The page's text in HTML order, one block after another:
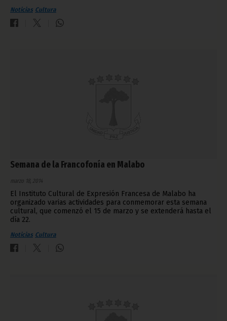
Noticias Cultura
Semana de la Francofonía en Malabo
marzo 18, 2014
El Instituto Cultural de Expresión Francesa de Malabo ha
organizado varias actividades para conmemorar esta semana
cultural, que comenzó el 15 de marzo y se extenderá hasta el
día 22.
Noticias Cultura